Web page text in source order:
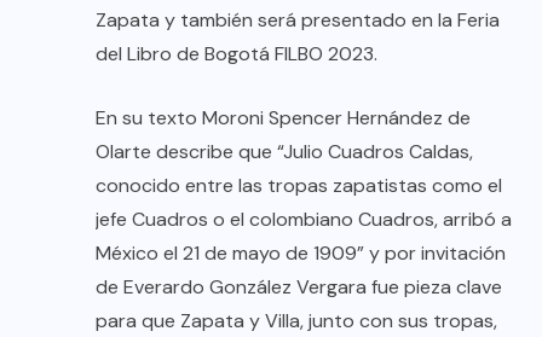
Zapata y también será presentado en la Feria
del Libro de Bogotá FILBO 2023.
En su texto Moroni Spencer Hernández de
Olarte describe que “Julio Cuadros Caldas,
conocido entre las tropas zapatistas como el
jefe Cuadros o el colombiano Cuadros, arribó a
México el 21 de mayo de 1909” y por invitación
de Everardo González Vergara fue pieza clave
para que Zapata y Villa, junto con sus tropas,